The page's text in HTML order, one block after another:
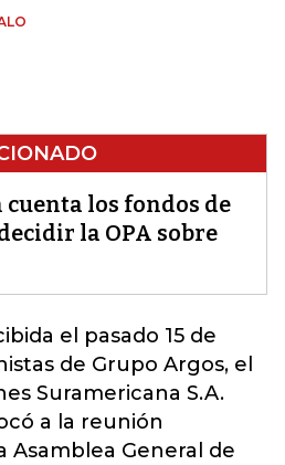
cuenta los fondos de
la OPA sobre
el pasado 15 de
de Grupo Argos, el
Suramericana S.A.
a la reunión
Asamblea General de